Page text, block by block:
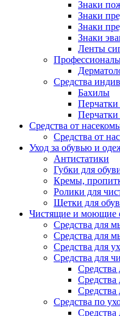
Знаки
Знаки
Знаки
Знаки
Ленты
Средства
Бахилы
Перчатки
Средства от
Средства от
Уход за обувью и
Антистатики
Губки для
Кремы,
Ролики для
Щетки для
Чистящие и моющие
Средства для
Средства для
Средства для
Средства для
Средства
Средства
Средства
Средства по
Средства